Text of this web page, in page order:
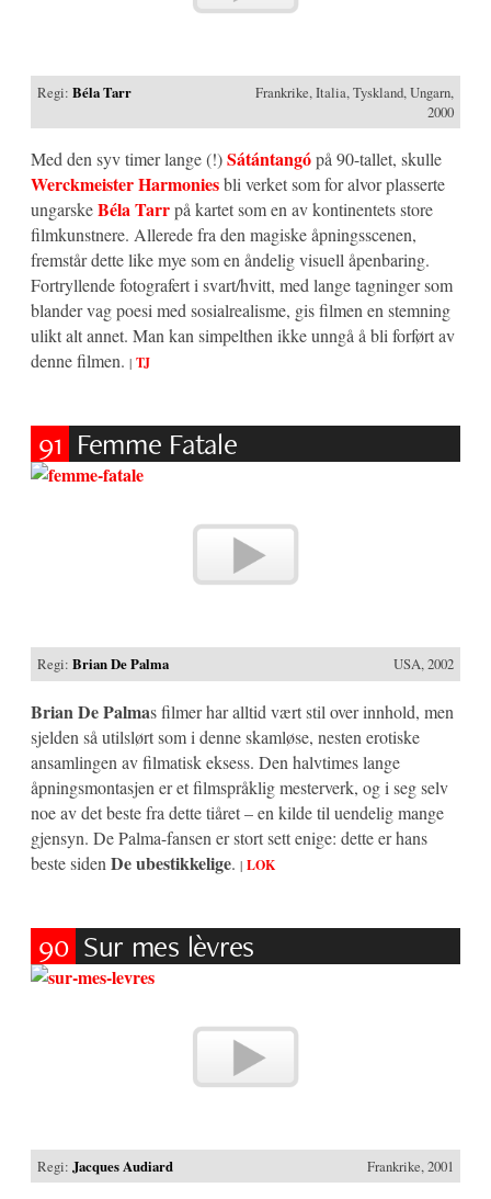
Regi:Béla Tarr
Frankrike, Italia, Tyskland, Ungarn,
2000
Med den syv timer lange (!)Sátántangópå 90-tallet, skulle
Werckmeister Harmoniesbli verket som for alvor plasserte
ungarskeBéla Tarrpå kartet som en av kontinentets store
filmkunstnere. Allerede fra den magiske åpningsscenen,
fremstår dette like mye som en åndelig visuell åpenbaring.
Fortryllende fotografert i svart/hvitt, med lange tagninger som
blander vag poesi med sosialrealisme, gis filmen en stemning
ulikt alt annet. Man kan simpelthen ikke unngå å bli forført av
denne filmen. | TJ
91 Femme Fatale
Regi:Brian De Palma USA, 2002
Brian De Palmas filmer har alltid vært stil over innhold, men
sjelden så utilslørt som i denne skamløse, nesten erotiske
ansamlingen av filmatisk eksess. Den halvtimes lange
åpningsmontasjen er et filmspråklig mesterverk, og i seg selv
noe av det beste fra dette tiåret – en kilde til uendelig mange
gjensyn. De Palma-fansen er stort sett enige: dette er hans
beste siden De ubestikkelige. | LOK
90 Sur mes lèvres
Regi:Jacques Audiard Frankrike, 2001